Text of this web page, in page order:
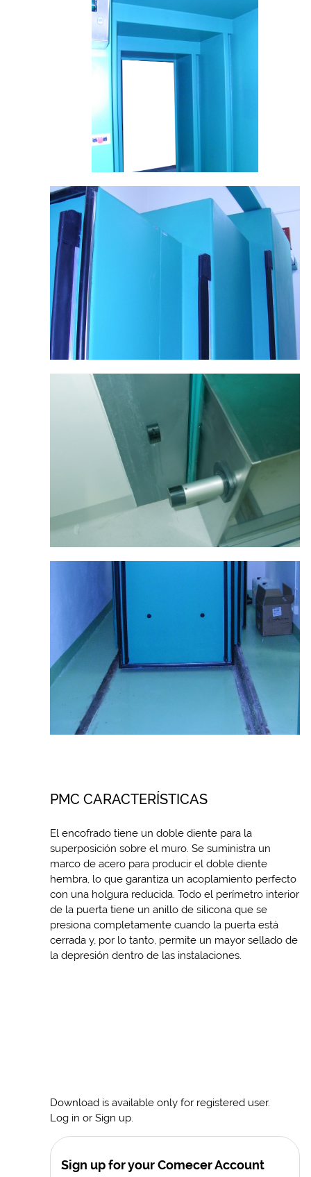
PMC CARACTERÍSTICAS
El encofrado tiene un doble diente para la
superposición sobre el muro. Se suministra un
marco de acero para producir el doble diente
hembra, lo que garantiza un acoplamiento perfecto
con una holgura reducida. Todo el perímetro interior
de la puerta tiene un anillo de silicona que se
presiona completamente cuando la puerta está
cerrada y, por lo tanto, permite un mayor sellado de
la depresión dentro de las instalaciones.
Download is available only for registered user.
Log in or Sign up.
Sign up for your Comecer Account